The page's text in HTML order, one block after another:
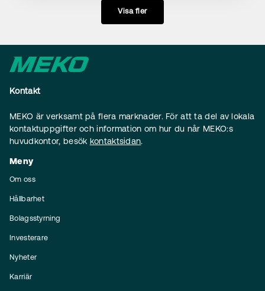
Visa fler
Kontakt
MEKO är verksamt på flera marknader. För att ta del av lokala
kontaktuppgifter och information om hur du når MEKO:s
huvudkontor, besök kontaktsidan.
Meny
Om oss
Hållbarhet
Bolagsstyrning
Investerare
Nyheter
Karriär